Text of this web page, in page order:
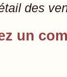
des
un